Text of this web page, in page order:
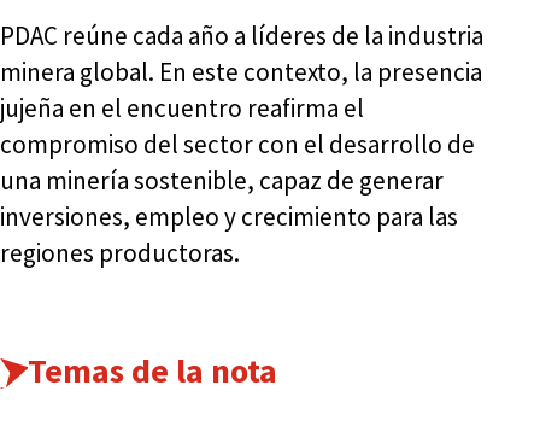
PDAC reúne cada año a líderes de la industria
minera global. En este contexto, la presencia
jujeña en el encuentro reafirma el
compromiso del sector con el desarrollo de
una minería sostenible, capaz de generar
inversiones, empleo y crecimiento para las
regiones productoras.
Temas de la nota